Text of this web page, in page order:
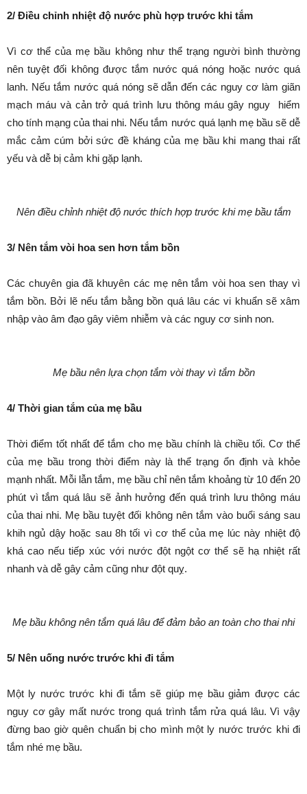
2/ Điều chỉnh nhiệt độ nước phù hợp trước khi tắm
Vì cơ thể của mẹ bầu không như thể trạng người bình thường
nên tuyệt đối không được tắm nước quá nóng hoặc nước quá
lanh. Nếu tắm nước quá nóng sẽ dẫn đến các nguy cơ làm giãn
mạch máu và cản trở quá trình lưu thông máu gây nguy hiểm
cho tính mạng của thai nhi. Nếu tắm nước quá lạnh mẹ bầu sẽ dễ
mắc cảm cúm bởi sức đề kháng của mẹ bầu khi mang thai rất
yếu và dễ bị cảm khi gặp lạnh.
Nên điều chỉnh nhiệt độ nước thích hợp trước khi mẹ bầu tắm
3/ Nên tắm vòi hoa sen hơn tắm bồn
Các chuyên gia đã khuyên các mẹ nên tắm vòi hoa sen thay vì
tắm bồn. Bởi lẽ nếu tắm bằng bồn quá lâu các vi khuẩn sẽ xâm
nhập vào âm đạo gây viêm nhiễm và các nguy cơ sinh non.
Mẹ bầu nên lựa chọn tắm vòi thay vì tắm bồn
4/ Thời gian tắm của mẹ bầu
Thời điểm tốt nhất để tắm cho mẹ bầu chính là chiều tối. Cơ thể
của mẹ bầu trong thời điểm này là thể trạng ổn định và khỏe
mạnh nhất. Mỗi lẫn tắm, mẹ bầu chỉ nên tắm khoảng từ 10 đến 20
phút vì tắm quá lâu sẽ ảnh hưởng đến quá trình lưu thông máu
của thai nhi. Mẹ bầu tuyệt đối không nên tắm vào buổi sáng sau
khih ngủ dậy hoặc sau 8h tối vì cơ thể của mẹ lúc này nhiệt độ
khá cao nếu tiếp xúc với nước đột ngột cơ thể sẽ hạ nhiệt rất
nhanh và dễ gây cảm cũng như đột quỵ.
Mẹ bầu không nên tắm quá lâu để đảm bảo an toàn cho thai nhi
5/ Nên uống nước trước khi đi tắm
Một ly nước trước khi đi tắm sẽ giúp mẹ bầu giảm được các
nguy cơ gây mất nước trong quá trình tắm rửa quá lâu. Vì vậy
đừng bao giờ quên chuẩn bị cho mình một ly nước trước khi đi
tắm nhé mẹ bầu.